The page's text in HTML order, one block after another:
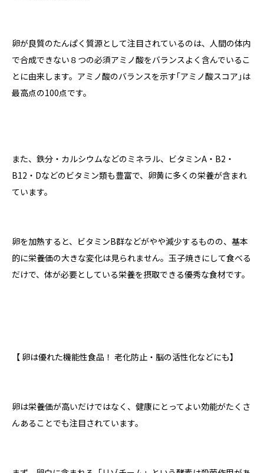
卵が良質のたんぱく質源として注目されているのは、人間の体内
で合成できない８つの必須アミノ酸をバランスよく含んでいるこ
とに由来します。アミノ酸のバランスを示す｢アミノ酸スコア｣は
最高点の100点です。
また、鉄分・カルシウムなどのミネラル、ビタミンA・B2・
B12・Dなどのビタミン類も豊富で、卵黄に多くの栄養が含まれ
ています。
卵を加熱すると、ビタミンB群などがやや減少するものの、基本
的に栄養価の大きな変化は見られません。玉子焼きにして食べる
だけで、体が必要としている栄養を摂取できる優秀な食材です。
【 卵は優れた機能性食品！ 老化防止・脳の活性化などにも】
卵は栄養価が高いだけではなく、健康にとってよい効能がたくさ
んあることでも注目されています。